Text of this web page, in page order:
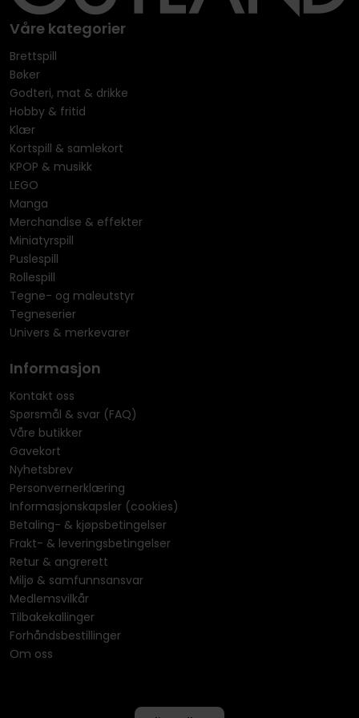
Våre kategorier
Brettspill
Bøker
Godteri, mat & drikke
Hobby & fritid
Klær
Kortspill & samlekort
KPOP & musikk
LEGO
Manga
Merchandise & effekter
Miniatyrspill
Puslespill
Rollespill
Tegne- og maleutstyr
Tegneserier
Univers & merkevarer
Informasjon
Kontakt oss
Spørsmål & svar (FAQ)
Våre butikker
Gavekort
Nyhetsbrev
Personvernerklæring
Informasjonskapsler (cookies)
Betaling- & kjøpsbetingelser
Frakt- & leveringsbetingelser
Retur & angrerett
Miljø & samfunnsansvar
Medlemsvilkår
Tilbakekallinger
Forhåndsbestillinger
Om oss